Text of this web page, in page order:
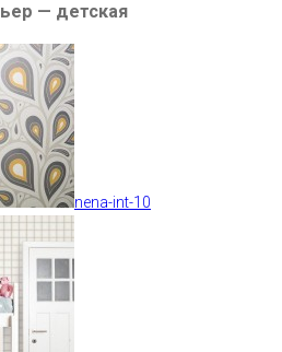
— детская
nena-int-10